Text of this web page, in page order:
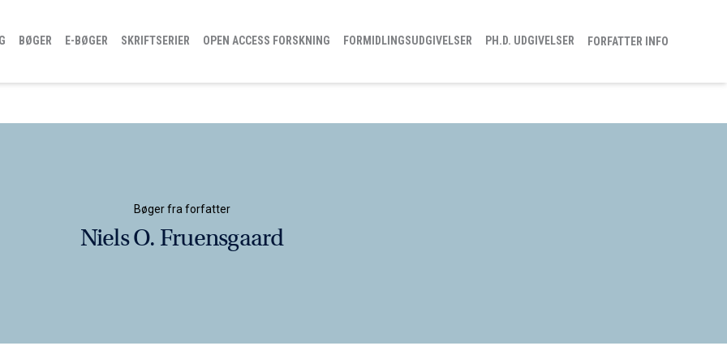
BØGER E-BØGER SKRIFTSERIER OPEN ACCESS FORSKNING FORMIDLINGSUDGIVELSER PH.D. UDGIVELSER FORFATTER INFO
Bøger fra forfatter
Niels O. Fruensgaard